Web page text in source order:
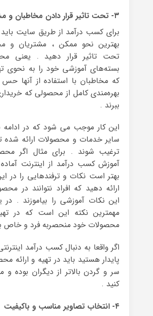
۳- تحت تاثیر قرار دادن مخاطبان و مشتریان
برای کسب درآمد از طریق سایت باید
بهترین نحو ممکن ، مشتریان و
تحت تاثیر قرار دهید . یعنی
بسته‌های آموزشی خود را به نحوی
که مخاطبان با استفاده از آنها
بهره‌مندی کامل از محصولی که
ببرند .
این کار موجب می شود که در ادامه
سایر خدمات و محصولات ارائه
ترغیب شوند . برای مثال اگر
آموزش کسب درآمد از اینترنت آماده
بهتر است نکات و ترفندهایی را در
ارائه دهید که افراد نتوانند در
این نکات آموزشی را بیاموزند . در
مهمترین نکته این است که در
محصولات خود منحصربه فرد و خاص
اگر واقعا به دنبال کسب درآمد
پایدار هستید باید در تهیه و ارائه‌
سر و گردن بالاتر از دیگران بوده و
کنید .
۴- انتخاب تصاویر مناسب و باکیفیت